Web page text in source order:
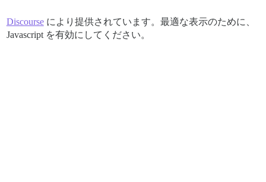
Discourseにより提供されています。最適な表示のために、
Javascript を有効にしてください。